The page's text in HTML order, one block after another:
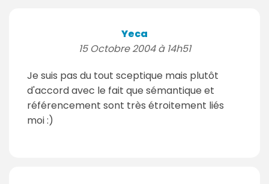
Yeca
15 Octobre 2004 à 14h51
Je suis pas du tout sceptique mais plutôt
d'accord avec le fait que sémantique et
référencement sont très étroitement liés
moi :)